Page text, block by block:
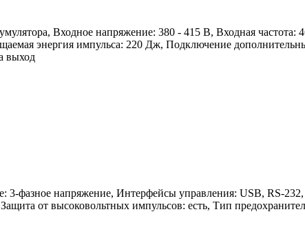
Входное напряжение: 380 - 415 В, Входная
энергия импульса: 220 Дж, Подключение
выход
3-фазное напряжение, Интерфейсы управления: USB, RS-
Защита от высоковольтных импульсов: есть, Тип